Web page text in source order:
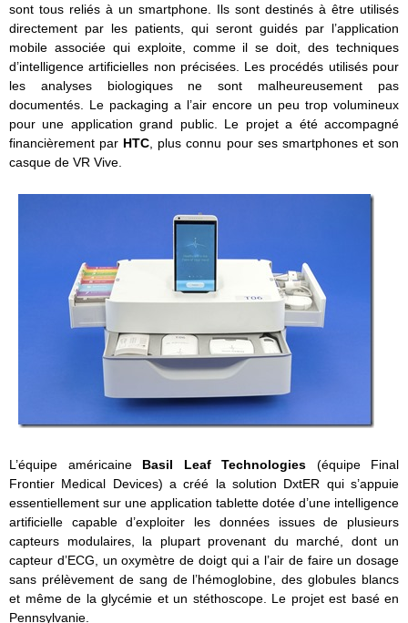
sont tous reliés à un smartphone. Ils sont destinés à être utilisés
directement par les patients, qui seront guidés par l’application
mobile associée qui exploite, comme il se doit, des techniques
d’intelligence artificielles non précisées. Les procédés utilisés pour
les analyses biologiques ne sont malheureusement pas
documentés. Le packaging a l’air encore un peu trop volumineux
pour une application grand public. Le projet a été accompagné
financièrement par HTC , plus connu pour ses smartphones et son
casque de VR Vive.
L’équipe américaine Basil Leaf Technologies (équipe Final
Frontier Medical Devices) a créé la solution DxtER qui s’appuie
essentiellement sur une application tablette dotée d’une intelligence
artificielle capable d’exploiter les données issues de plusieurs
capteurs modulaires, la plupart provenant du marché, dont un
capteur d’ECG, un oxymètre de doigt qui a l’air de faire un dosage
sans prélèvement de sang de l’hémoglobine, des globules blancs
et même de la glycémie et un stéthoscope. Le projet est basé en
Pennsylvanie.